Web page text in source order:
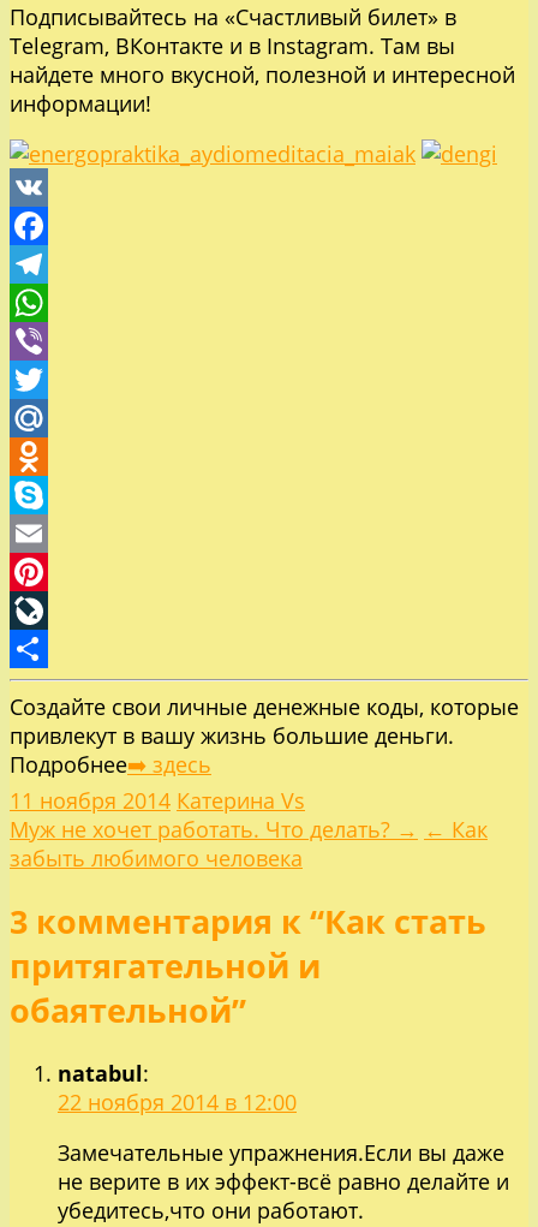
Подписывайтесь на «Счастливый билет» в
Telegram, ВКонтакте и в Instagram. Там вы
найдете много вкусной, полезной и интересной
информации!
VK
Facebook
Telegram
WhatsApp
Viber
Twitter
Mail.Ru
Odnoklassniki
Skype
Email
Pinterest
LiveJournal
Отправить
Создайте свои личные денежные коды, которые
привлекут в вашу жизнь большие деньги.
Подробнее➡️ здесь
11 ноября 2014 Катерина Vs
Навигация
по
записям
Муж не хочет работать. Что делать? → ← Как
забыть любимого человека
3 комментария к “Как стать
притягательной и
обаятельной”
natabul:
22 ноября 2014 в 12:00
Замечательные упражнения.Если вы даже
не верите в их эффект-всё равно делайте и
убедитесь,что они работают.